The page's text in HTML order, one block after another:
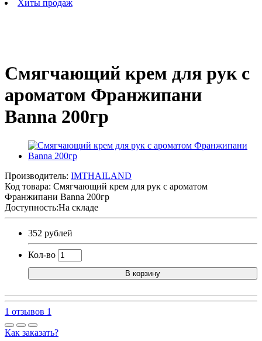
Хиты продаж
Смягчающий крем для рук с
ароматом Франжипани
Banna 200гр
Производитель: IMTHAILAND
Код товара: Смягчающий крем для рук с ароматом
Франжипани Banna 200гр
Доступность:На складе
352 рублей
Кол-во
В корзину
1 отзывов 1
Как заказать?